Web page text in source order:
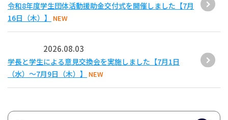
令和8年度学生団体活動援助金交付式を開催しました【7月
16日（木）】
NEW
2026.08.03
学長と学生による意見交換会を実施しました【7月1日
（水）～7月9日（木）】
NEW